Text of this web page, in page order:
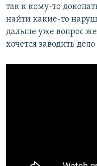
так к кому-то
найти какие-то
дальше уже вопрос
хочется заводить